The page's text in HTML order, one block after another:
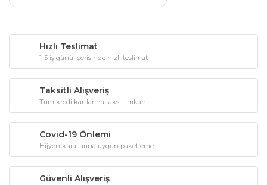
Hızlı Teslimat
1-5 iş günü içerisinde hızlı teslimat
Taksitli Alışveriş
Tüm kredi kartlarına taksit imkanı
Covid-19 Önlemi
Hijyen kurallarına uygun paketleme
Güvenli Alışveriş